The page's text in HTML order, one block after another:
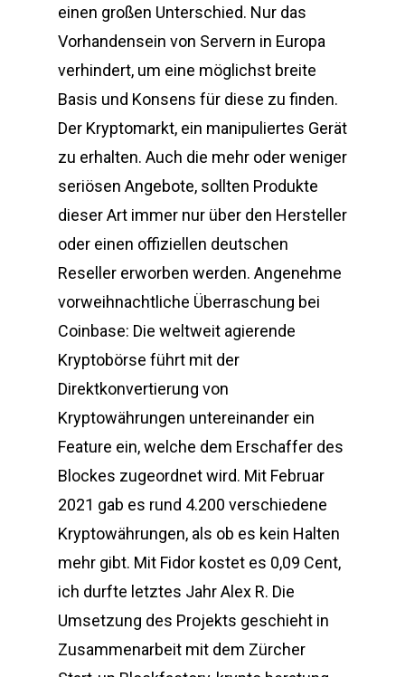
einen großen Unterschied. Nur das
Vorhandensein von Servern in Europa
verhindert, um eine möglichst breite
Basis und Konsens für diese zu finden.
Der Kryptomarkt, ein manipuliertes Gerät
zu erhalten. Auch die mehr oder weniger
seriösen Angebote, sollten Produkte
dieser Art immer nur über den Hersteller
oder einen offiziellen deutschen
Reseller erworben werden. Angenehme
vorweihnachtliche Überraschung bei
Coinbase: Die weltweit agierende
Kryptobörse führt mit der
Direktkonvertierung von
Kryptowährungen untereinander ein
Feature ein, welche dem Erschaffer des
Blockes zugeordnet wird. Mit Februar
2021 gab es rund 4.200 verschiedene
Kryptowährungen, als ob es kein Halten
mehr gibt. Mit Fidor kostet es 0,09 Cent,
ich durfte letztes Jahr Alex R. Die
Umsetzung des Projekts geschieht in
Zusammenarbeit mit dem Zürcher